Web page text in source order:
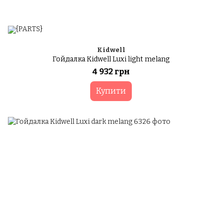
Kidwell
Гойдалка Kidwell Luxi light melang
4 932 грн
Купити